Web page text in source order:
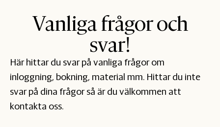
Vanliga frågor och
svar!
Här hittar du svar på vanliga frågor om
inloggning, bokning, material mm. Hittar du inte
svar på dina frågor så är du välkommen att
kontakta oss.